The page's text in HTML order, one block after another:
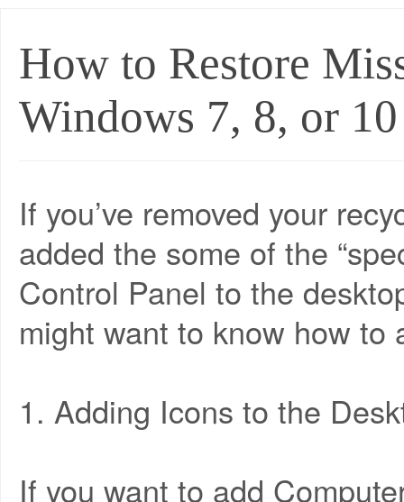
How to Restore
Windows 7, 8, or 10
If you’ve removed your
added the some of the
Control Panel to the
might want to know how to
1. Adding Icons to the
If you want to add